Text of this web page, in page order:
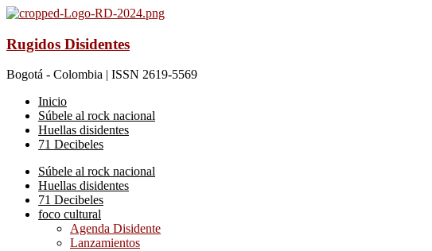
Rugidos Disidentes
Bogotá - Colombia | ISSN 2619-5569
Inicio
Súbele al rock nacional
Huellas disidentes
71 Decibeles
Súbele al rock nacional
Huellas disidentes
71 Decibeles
foco cultural
Agenda Disidente
Lanzamientos